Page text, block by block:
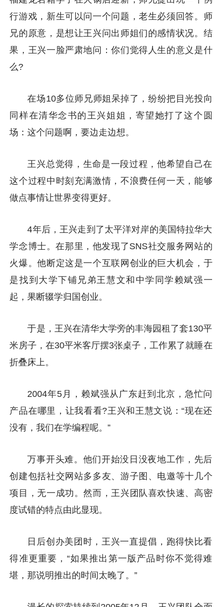
行游戏，新生可以问一个问题，老生必须回答。师
兄的原意，是想让王兴问出师姐们的感情状况。结
果，王兴一脸严肃地问：你们觉得人生的意义是什
么?
在场10多位师兄师姐呆掉了，纷纷把目光投向
同样在清华念书的王兴姐姐，寄望她打了这个圆
场：这个问题啊，要边走边想。
王兴总觉得，生命是一段过程，他希望自己在
这个过程中时刻充满激情，不浪费任何一天，能够
做点事情让世界变得更好。
4年后，王兴走到了太平洋对岸的美国特拉华大
学念博士。在那里，他发现了SNS社交服务网站的
火爆。他断定这是一个互联网创业的巨大机会，于
是找到大学下铺兄弟王慧文和中学同学赖斌强一
起，果断辍学归国创业。
于是，王兴在清华大学旁的丰海园租了套130平
米房子，在30平米客厅摆3张桌子，工作累了就睡在
折叠床上。
2004年5月，赖斌强从广东赶到北京，急忙问
产品在哪里，让我看看?王兴和王慧文说：“现在还
没有，我们在学编程呢。”
万事开头难。他们开始没日没夜地工作，先后
创建包括社交网站多多友、游子图、电邀等十几个
项目，无一成功。然而，王兴团队喜欢快速、高密
度试错的特点由此显现。
日后创办美团时，王兴一直提倡，跑得快比看
得准更重要，“如果推出第一版产品时你不觉得难
堪，那说明推出的时间太晚了。”